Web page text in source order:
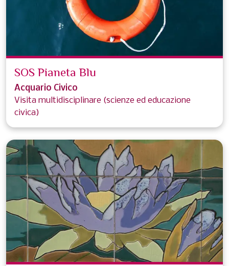
SOS Pianeta Blu
Acquario Civico
Visita multidisciplinare (scienze ed educazione
civica)